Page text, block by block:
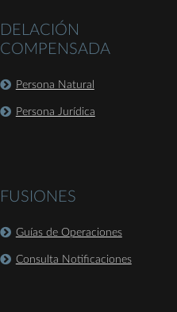
DELACIÓN
COMPENSADA
Persona Natural
Persona Jurídica
FUSIONES
Guías de Operaciones
Consulta Notificaciones